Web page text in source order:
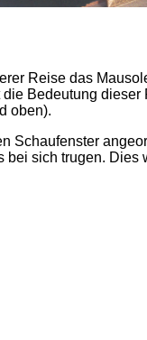
Reise das
Bedeutung
oben).
Schaufenster
bei sich trugen. Dies